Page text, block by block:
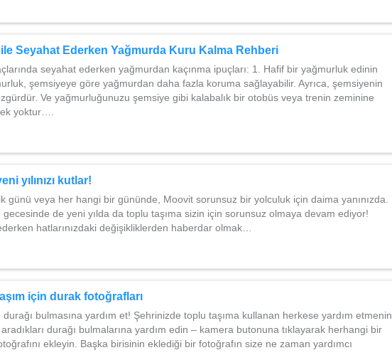
ile Seyahat Ederken Yağmurda Kuru Kalma Rehberi
seyahat ederken yağmurdan kaçınma ipuçları: 1. Hafif bir yağmurluk edinin
şemsiyeye göre yağmurdan daha fazla koruma sağlayabilir. Ayrıca, şemsiyenin
Ve yağmurluğunuzu şemsiye gibi kalabalık bir otobüs veya trenin zeminine
yoktur….
yılınızı kutlar!
günü veya her hangi bir gününde, Moovit sorunsuz bir yolculuk için daima yanınızda.
gecesinde de yeni yılda da toplu taşıma sizin için sorunsuz olmaya devam ediyor!
hatlarınızdaki değişikliklerden haberdar olmak…
için durak fotoğrafları
durağı bulmasına yardım et! Şehrinizde toplu taşıma kullanan herkese yardım etmenin
durağı bulmalarına yardım edin – kamera butonuna tıklayarak herhangi bir
ekleyin. Başka birisinin eklediği bir fotoğrafın size ne zaman yardımcı